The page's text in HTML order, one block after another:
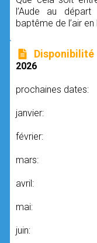
l’Aude au
baptême de l’air
Disponibilité
2026
prochaines dates:
janvier:
février:
mars:
avril:
mai:
juin: